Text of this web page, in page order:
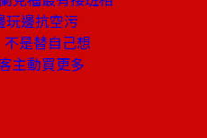
邊抗空污
是替自己想
主動買更多